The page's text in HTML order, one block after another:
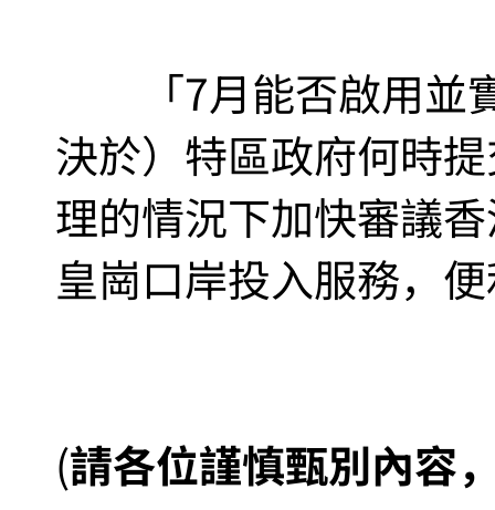
「7月能否啟用並
決於）特區政府何時
理的情況下加快審議
皇崗口岸投入服務，
(請各位謹慎甄別內容